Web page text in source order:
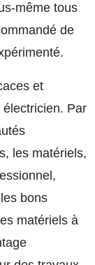
même tous
de
et
électricien. Par
les matériels,
bons
matériels à